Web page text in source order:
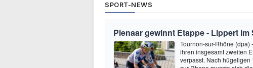
SPORT-NEWS
Pienaar gewinnt Etappe - Lippert
Tournon-sur-Rhône
ihren insgesamt zweiten
verpasst. Nach